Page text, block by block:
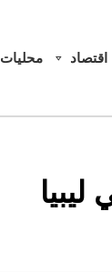
اقتصاد محليات